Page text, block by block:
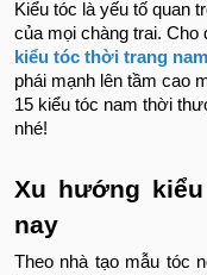
Kiểu tóc là yếu tố quan
của mọi chàng trai. Cho
kiểu tóc thời trang nam
phái mạnh lên tầm cao
15 kiểu tóc nam thời
nhé!
Xu hướng
nay
Theo nhà tạo mẫu tóc